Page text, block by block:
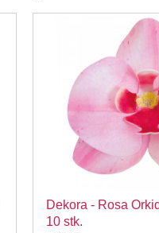
Dekora - Rosa
10 stk.